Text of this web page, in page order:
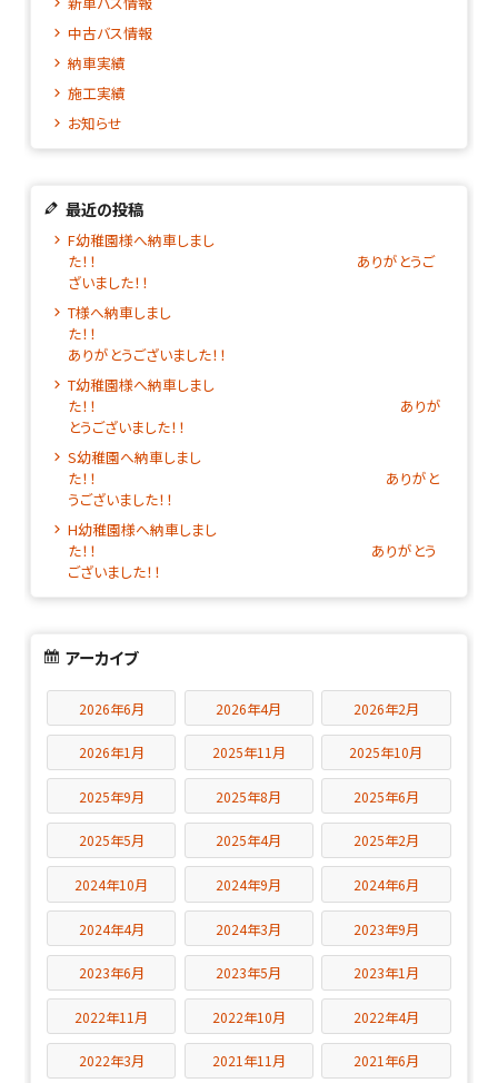
中古バス情報
納車実績
施工実績
お知らせ
最近の投稿
F幼稚園様へ納車しまし
た！！ ありがとうご
ざいました！！
T様へ納車しまし
た！
ありがとうございました！！
T幼稚園様へ納車しまし
た！！ ありが
とうございました！！
S幼稚園へ納車しまし
た！！ ありがと
うございました！！
H幼稚園様へ納車しまし
た！！ ありがとう
ございました！！
アーカイブ
2026年6月 2026年4月 2026年2月
2026年1月 2025年11月 2025年10月
2025年9月 2025年8月 2025年6月
2025年5月 2025年4月 2025年2月
2024年10月 2024年9月 2024年6月
2024年4月 2024年3月 2023年9月
2023年6月 2023年5月 2023年1月
2022年11月 2022年10月 2022年4月
2022年3月 2021年11月 2021年6月